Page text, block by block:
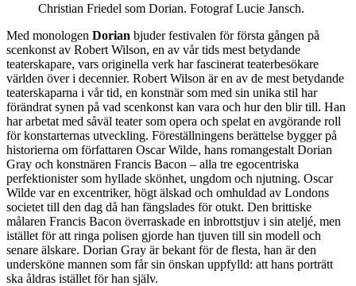
Christian Friedel som Dorian. Fotograf Lucie Jansch.
Med monologen Dorian bjuder festivalen för första gången på
scenkonst av Robert Wilson, en av vår tids mest betydande
teaterskapare, vars originella verk har fascinerat teaterbesökare
världen över i decennier. Robert Wilson är en av de mest betydande
teaterskaparna i vår tid, en konstnär som med sin unika stil har
förändrat synen på vad scenkonst kan vara och hur den blir till. Han
har arbetat med såväl teater som opera och spelat en avgörande roll
för konstarternas utveckling. Föreställningens berättelse bygger på
historierna om författaren Oscar Wilde, hans romangestalt Dorian
Gray och konstnären Francis Bacon – alla tre egocentriska
perfektionister som hyllade skönhet, ungdom och njutning. Oscar
Wilde var en excentriker, högt älskad och omhuldad av Londons
societet till den dag då han fängslades för otukt. Den brittiske
målaren Francis Bacon överraskade en inbrottstjuv i sin ateljé, men
istället för att ringa polisen gjorde han tjuven till sin modell och
senare älskare. Dorian Gray är bekant för de flesta, han är den
undersköne mannen som får sin önskan uppfylld: att hans porträtt
ska åldras istället för han själv.